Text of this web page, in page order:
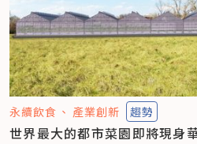
永續飲食 產業創新 趨勢
世界最大的都市菜園即將現身